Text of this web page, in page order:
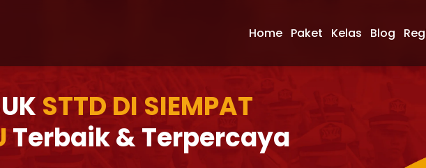
Home Paket Kelas Blog
STTD DI SIEMPAT
Terbaik & Terpercaya